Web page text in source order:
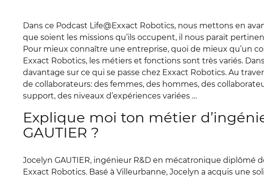
RSS FEED
LINK
EMBED
Dans ce Podcast Life@Exxact Robotics, nous mettons en
que soient les missions qu’ils occupent, il nous parait
Pour mieux connaître une entreprise, quoi de mieux qu’un
Exxact Robotics, les métiers et fonctions sont très variés.
davantage sur ce qui se passe chez Exxact Robotics. Au
de collaborateurs: des femmes, des hommes, des
support, des niveaux d’expériences variées …
Explique moi ton métier
GAUTIER ?
Jocelyn GAUTIER, ingénieur R&D en mécatronique diplômé
Exxact Robotics. Basé à Villeurbanne, Jocelyn a acquis une